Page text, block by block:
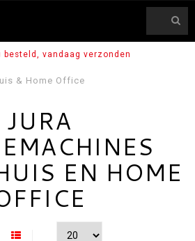
besteld, vandaag verzonden
& Home Office
JURA
EN HOME